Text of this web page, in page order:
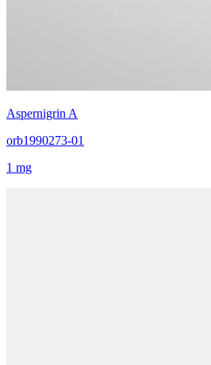
Aspernigrin A
orb1990273-01
1 mg